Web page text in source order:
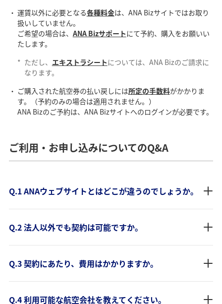
運賃以外に必要となる各種料金は、ANA Bizサイトではお取り
扱いしていません。
ご希望の場合は、 ANA Bizサポートにて予約、購入をお願いい
たします。
* ただし、 エキストラシートについては、ANA Bizのご請求に
なります。
ご購入された航空券の払い戻しには所定の手数料がかかりま
す。（予約のみの場合は適用されません。）
ANA Bizのご予約は、ANA Bizサイトへのログインが必要です。
ご利用・お申し込みについてのQ&A
Q.1 ANAウェブサイトとはどこが違うのでしょうか。
Q.2 法人以外でも契約は可能ですか。
Q.3 契約にあたり、費用はかかりますか。
Q.4 利用可能な航空会社を教えてください。